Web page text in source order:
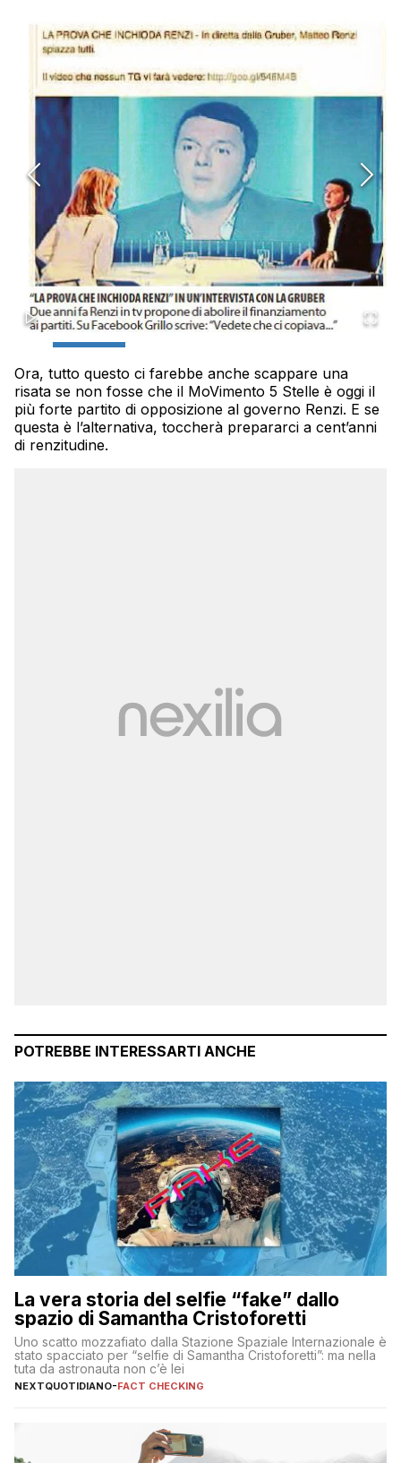
Ora, tutto questo ci farebbe anche scappare una
risata se non fosse che il MoVimento 5 Stelle è oggi il
più forte partito di opposizione al governo Renzi. E se
questa è l’alternativa, toccherà prepararci a cent’anni
di renzitudine.
POTREBBE INTERESSARTI ANCHE
La vera storia del selfie “fake” dallo
spazio di Samantha Cristoforetti
Uno scatto mozzafiato dalla Stazione Spaziale Internazionale è
stato spacciato per “selfie di Samantha Cristoforetti”: ma nella
tuta da astronauta non c’è lei
NEXTQUOTIDIANO-FACT CHECKING